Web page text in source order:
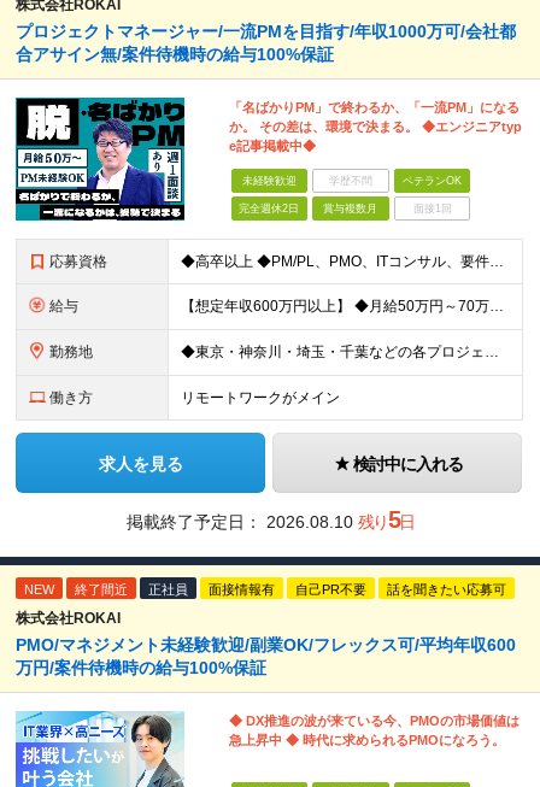
株式会社ROKAI
プロジェクトマネージャー/一流PMを目指す/年収1000万可/会社都
合アサイン無/案件待機時の給与100%保証
「名ばかりPM」で終わるか、「一流PM」になる
か。 その差は、環境で決まる。 ◆エンジニアtyp
e記事掲載中◆
未経験歓迎 学歴不問 ベテランOK
完全週休2日 賞与複数月 面接1回
応募資格 ◆高卒以上 ◆PM/PL、PMO、ITコンサル、要件定義、顧客折衝いずれかの経験をお持ちの方 ～こんな方に向いています～ ・代表とフラットにキャリアや給与の相談をしたい ・火消しや目先の調整だけで
給与 【想定年収600万円以上】 ◆月給50万円～70万円＋賞与年2回 ※経験・年齢・能力を考慮の上、当社規定により優遇いたします ※試用期間1ヶ月あり、待遇等に差異なし ※残業代別途全額支給 〈スキル別
勤務地 ◆東京・神奈川・埼玉・千葉などの各プロジェクト先 ※希望勤務地を考慮します。 ※お客様先の9割は、東京23区内です。 ※転居を伴う転勤はありません。 ※フルリモートの場合は原則客先常駐となります。
働き方 リモートワークがメイン
求人を見る 検討中に入れる
掲載終了予定日： 2026.08.10 残り5日
NEW 終了間近 正社員 面接情報有 自己PR不要 話を聞きたい応募可
株式会社ROKAI
PMO/マネジメント未経験歓迎/副業OK/フレックス可/平均年収600
万円/案件待機時の給与100%保証
◆ DX推進の波が来ている今、PMOの市場価値は
急上昇中 ◆ 時代に求められるPMOになろう。